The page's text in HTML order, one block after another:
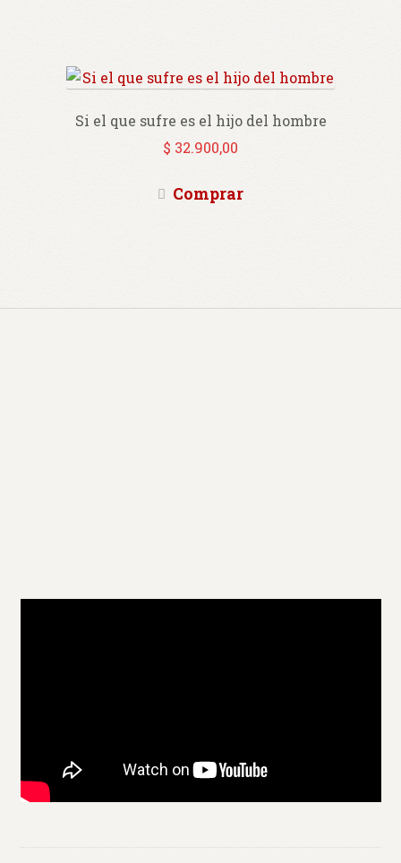
Si el que sufre es el hijo del hombre
$ 32.900,00
Comprar